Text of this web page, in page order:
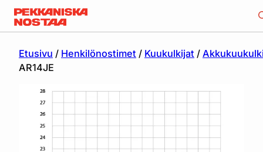
Etusivu / Henkilönostimet / Kuukulkijat /
AR14JE